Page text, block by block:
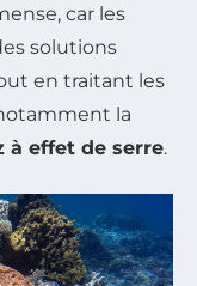
car les
solutions
en traitant les
la
à effet de serre.